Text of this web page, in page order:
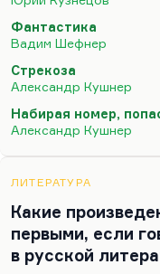
Ни могилы, ни боли.
…
Всякий раз, когда
Через поле и пашню
Столб клубящейся
Одинокий и
Это очень
действует на меня
загадочное; не
грустное,
фантаста» (оно еще
Фантастика
Вадим Шефнер
Стрекоза
Александр Кушнер
Набирая номер,
Александр Кушнер
ЛИТЕРАТУРА
Какие
первыми, если
в русской